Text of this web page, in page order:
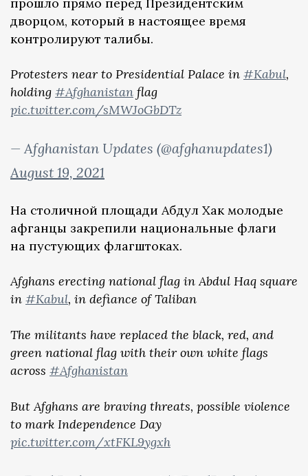
дворцом, который в настоящее время
контролируют талибы.
Protesters near to Presidential Palace in #Kabul,
holding #Afghanistan flag
pic.twitter.com/sMWJoGbDTz
— Afghanistan Updates (@afghanupdates1)
August 19, 2021
На столичной площади Абдул Хак молодые
афганцы закрепили национальные флаги
на пустующих флагштоках.
Afghans erecting national flag in Abdul Haq square
in #Kabul, in defiance of Taliban
The militants have replaced the black, red, and
green national flag with their own white flags
across #Afghanistan
But Afghans are braving threats, possible violence
to mark Independence Day
pic.twitter.com/xtFKL9ygxh